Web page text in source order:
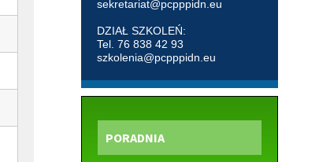
sekretariat@pcpppidn.eu
DZIAŁ SZKOLEŃ:
Tel. 76 838 42 93
szkolenia@pcpppidn.eu
PORADNIA